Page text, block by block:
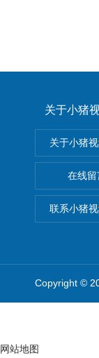
关于小猪
关于小猪
在线留
联系小猪
Copyright ©
网站地图